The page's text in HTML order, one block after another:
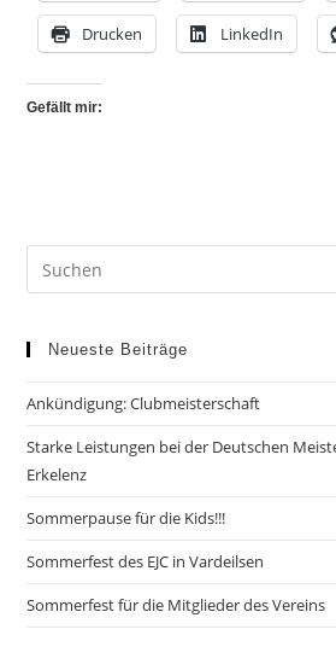
Drucken LinkedIn
Gefällt mir:
Neueste Beiträge
Ankündigung: Clubmeisterschaft
Starke Leistungen bei der Deutschen
Erkelenz
Sommerpause für die Kids!!!
Sommerfest des EJC in Vardeilsen
Sommerfest für die Mitglieder des Vereins